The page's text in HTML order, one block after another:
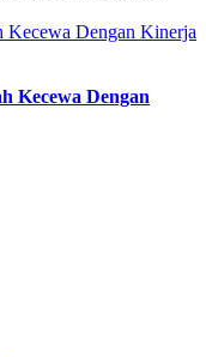
Kecewa Dengan